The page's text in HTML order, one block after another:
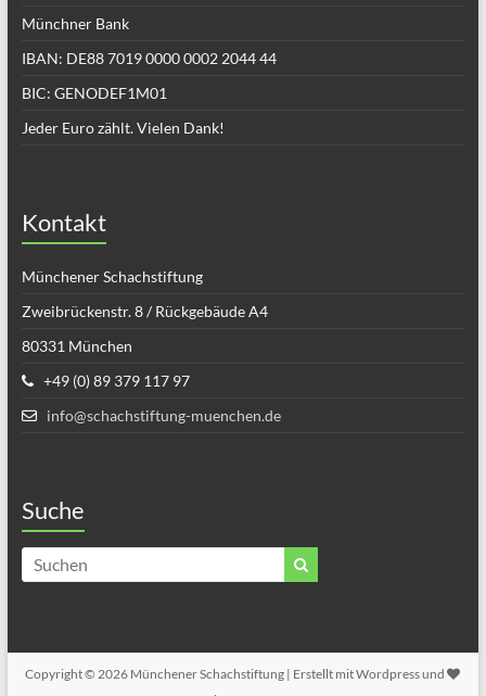
Münchner Bank
IBAN: DE88 7019 0000 0002 2044 44
BIC: GENODEF1M01
Jeder Euro zählt. Vielen Dank!
Kontakt
Münchener Schachstiftung
Zweibrückenstr. 8 / Rückgebäude A4
80331 München
+49 (0) 89 379 117 97
info@schachstiftung-muenchen.de
Suche
Copyright © 2026 Münchener Schachstiftung | Erstellt mit Wordpress und